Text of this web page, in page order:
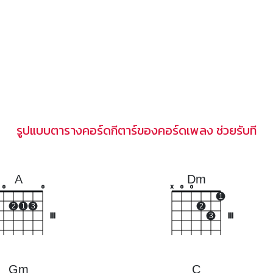
รูปแบบตารางคอร์ดกีตาร์ของคอร์ดเพลง ช่วยรับที
A
o
2 1 3
o
Dm
x o o
2
3
1
Gm C